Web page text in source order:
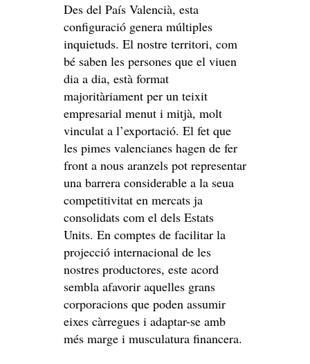
Des del País Valencià, esta
configuració genera múltiples
inquietuds. El nostre territori, com
bé saben les persones que el viuen
dia a dia, està format
majoritàriament per un teixit
empresarial menut i mitjà, molt
vinculat a l’exportació. El fet que
les pimes valencianes hagen de fer
front a nous aranzels pot representar
una barrera considerable a la seua
competitivitat en mercats ja
consolidats com el dels Estats
Units. En comptes de facilitar la
projecció internacional de les
nostres productores, este acord
sembla afavorir aquelles grans
corporacions que poden assumir
eixes càrregues i adaptar-se amb
més marge i musculatura financera.